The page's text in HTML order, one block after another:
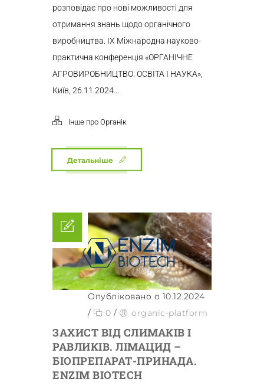
розповідає про нові можливості для
отримання знань щодо органічного
виробництва. ІХ Міжнародна науково-
практична конференція «ОРГАНІЧНЕ
АГРОВИРОБНИЦТВО: ОСВІТА І НАУКА»,
Київ, 26.11.2024...
Інше про Органік
Детальніше
Опубліковано о 10.12.2024
/
0 / organic-platform
ЗАХИСТ ВІД СЛИМАКІВ І
РАВЛИКІВ. ЛІМАЦИД –
БІОПРЕПАРАТ-ПРИНАДА.
ENZIM BIOTECH